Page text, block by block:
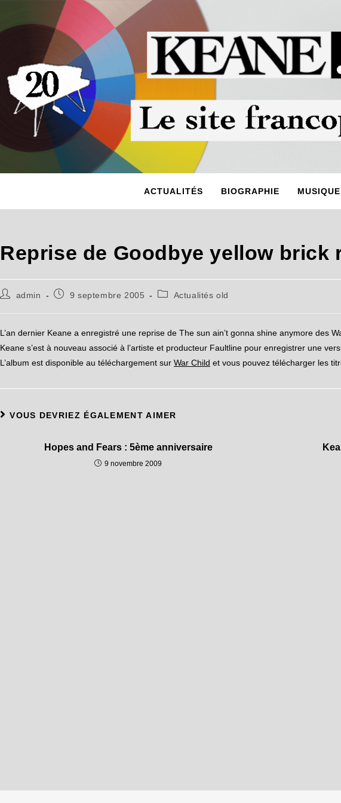
ACTUALITÉS BIOGRAPHIE MUSIQUE
Reprise de Goodbye yellow brick
admin 9 septembre 2005 Actualités old
L’an dernier Keane a enregistré une reprise de The sun ain’t gonna shine anymore des
Keane s’est à nouveau associé à l’artiste et producteur Faultline pour enregistrer une
L’album est disponible au téléchargement sur War Child et vous pouvez télécharger les
VOUS DEVRIEZ ÉGALEMENT AIMER
Hopes and Fears : 5ème anniversaire
9 novembre 2009